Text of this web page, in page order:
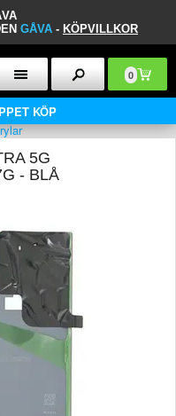
GÅVA - KÖPVILLKOR
0
KÖP
5G
- BLÅ